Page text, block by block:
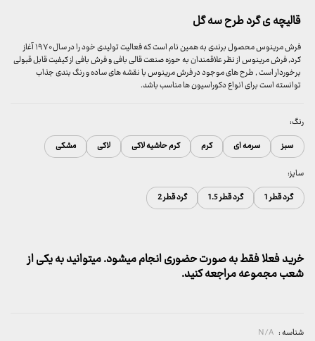
2,199,000 تومان
تا
8,399,000 تومان
قالیچه ی گرد طرح سه گل
فرش مرینوس محصول برندی به همین نام است که فعالیت تولیدی خود را در سال ۱۹۷۰ آغاز
کرد, فرش مرینوس از نظر علاقمندان به حوزه صنعت قالی بافی و فرش بافی از کیفیت قابل قبولی
برخوردار است , طرح های موجود در فرش مرینوس با نقشه های ساده و رنگ بندی جذاب
توانسته است برای انواع دکوراسیون ها مناسب باشد.
رنگ:
سبز
سرمه ای کرم کرم حاشیه لاکی لاکی
مشکی
سایز:
گرد قطر 1
گرد قطر 1.5 گرد قطر 2
خرید فعلا فقط به صورت حضوری انجام میشود. میتوانید به یکی از
شعب مجموعه مراجعه کنید.
شناسه : N/A